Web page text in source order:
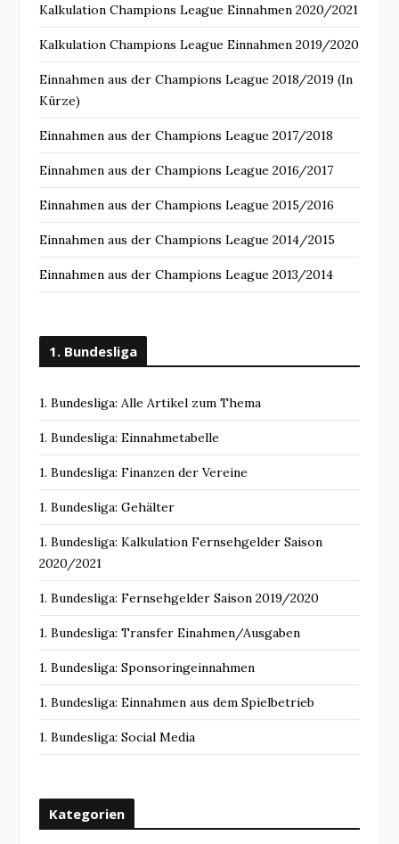
Kalkulation Champions League Einnahmen 2020/2021
Kalkulation Champions League Einnahmen 2019/2020
Einnahmen aus der Champions League 2018/2019 (In
Kürze)
Einnahmen aus der Champions League 2017/2018
Einnahmen aus der Champions League 2016/2017
Einnahmen aus der Champions League 2015/2016
Einnahmen aus der Champions League 2014/2015
Einnahmen aus der Champions League 2013/2014
1. Bundesliga
1. Bundesliga: Alle Artikel zum Thema
1. Bundesliga: Einnahmetabelle
1. Bundesliga: Finanzen der Vereine
1. Bundesliga: Gehälter
1. Bundesliga: Kalkulation Fernsehgelder Saison
2020/2021
1. Bundesliga: Fernsehgelder Saison 2019/2020
1. Bundesliga: Transfer Einahmen/Ausgaben
1. Bundesliga: Sponsoringeinnahmen
1. Bundesliga: Einnahmen aus dem Spielbetrieb
1. Bundesliga: Social Media
Kategorien